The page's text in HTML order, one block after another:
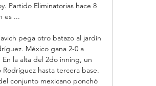
Partido Eliminatorias hace 8
es ...
pega otro batazo al jardín
México gana 2-0 a
En la alta del 2do inning, un
hasta tercera base.
conjunto mexicano ponchó